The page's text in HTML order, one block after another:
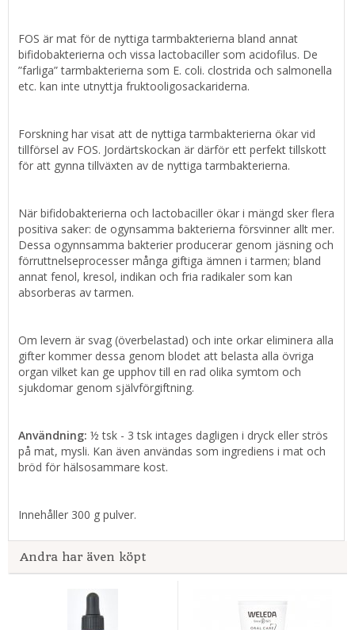
FOS är mat för de nyttiga tarmbakterierna bland annat
bifidobakterierna och vissa lactobaciller som acidofilus. De
”farliga” tarmbakterierna som E. coli. clostrida och salmonella
etc. kan inte utnyttja fruktooligosackariderna.
Forskning har visat att de nyttiga tarmbakterierna ökar vid
tillförsel av FOS. Jordärtskockan är därför ett perfekt tillskott
för att gynna tillväxten av de nyttiga tarmbakterierna.
När bifidobakterierna och lactobaciller ökar i mängd sker flera
positiva saker: de ogynsamma bakterierna försvinner allt mer.
Dessa ogynnsamma bakterier producerar genom jäsning och
förruttnelseprocesser många giftiga ämnen i tarmen; bland
annat fenol, kresol, indikan och fria radikaler som kan
absorberas av tarmen.
Om levern är svag (överbelastad) och inte orkar eliminera alla
gifter kommer dessa genom blodet att belasta alla övriga
organ vilket kan ge upphov till en rad olika symtom och
sjukdomar genom självförgiftning.
Användning: ½ tsk - 3 tsk intages dagligen i dryck eller strös
på mat, mysli. Kan även användas som ingrediens i mat och
bröd för hälsosammare kost.
Innehåller 300 g pulver.
Andra har även köpt